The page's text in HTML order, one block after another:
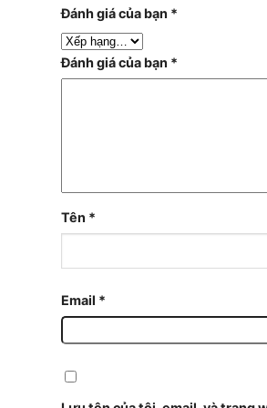
Đánh giá của bạn *
Đánh giá của bạn *
Tên *
Email *